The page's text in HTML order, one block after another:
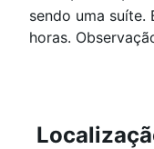
sendo uma suíte.
horas.